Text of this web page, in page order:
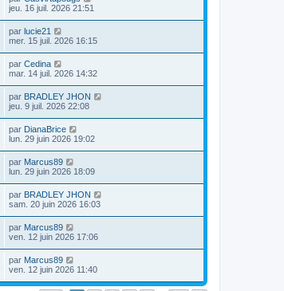
jeu. 16 juil. 2026 21:51
par lucie21
mer. 15 juil. 2026 16:15
par Cedina
mar. 14 juil. 2026 14:32
par BRADLEY JHON
jeu. 9 juil. 2026 22:08
par DianaBrice
lun. 29 juin 2026 19:02
par Marcus89
lun. 29 juin 2026 18:09
par BRADLEY JHON
sam. 20 juin 2026 16:03
par Marcus89
ven. 12 juin 2026 17:06
par Marcus89
ven. 12 juin 2026 11:40